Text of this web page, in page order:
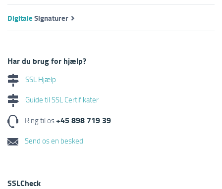
DigitaleSignaturer
Har du brug for hjælp?
SSL Hjælp
Guide til SSL Certifikater
Ring til os+45 898 719 39
Send os en besked
SSLCheck